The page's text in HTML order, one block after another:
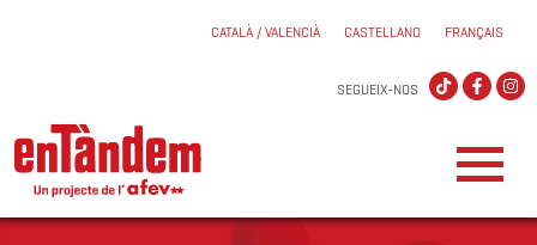
CATALÀ / VALENCIÀ CASTELLANO FRANÇAIS
SEGUEIX-NOS